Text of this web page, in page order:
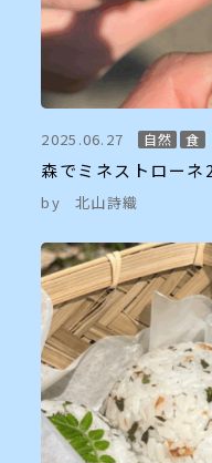
2025.06.27 自然 食
森でミネストローネ
by 北山詩織